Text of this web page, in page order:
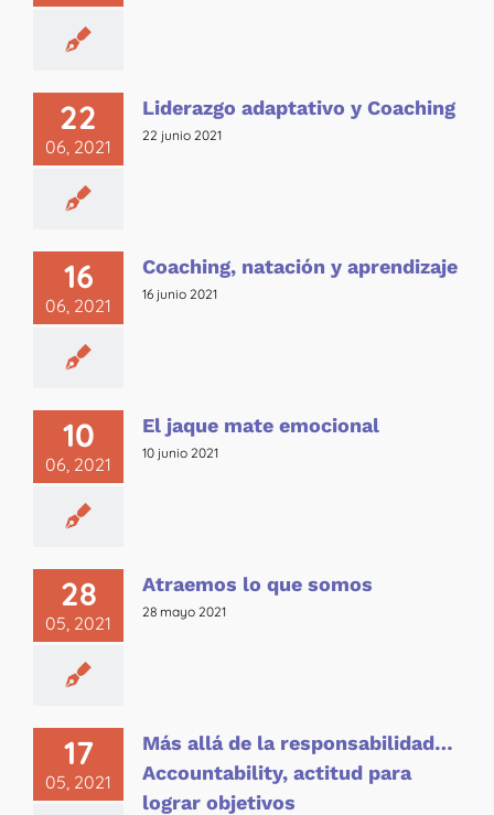
22
06, 2021
Liderazgo adaptativo y Coaching
22 junio 2021
16
06, 2021
Coaching, natación y aprendizaje
16 junio 2021
10
06, 2021
El jaque mate emocional
10 junio 2021
28
05, 2021
Atraemos lo que somos
28 mayo 2021
17
05, 2021
Más allá de la responsabilidad…
Accountability, actitud para
lograr objetivos